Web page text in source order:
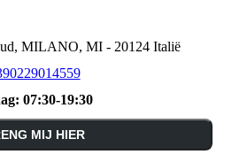
MILANO, MI - 20124 Italië
07:30-19:30
MIJ HIER